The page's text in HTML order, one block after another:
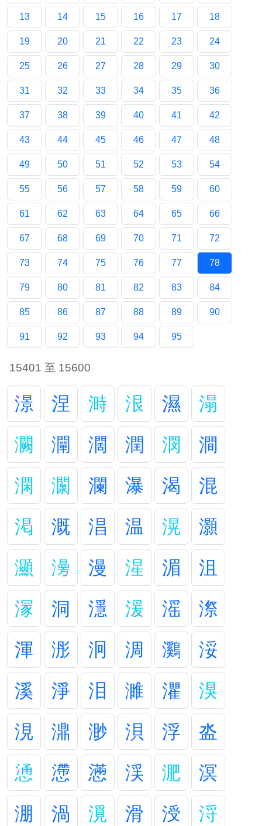
13 14 15 16 17 18
19 20 21 22 23 24
25 26 27 28 29 30
31 32 33 34 35 36
37 38 39 40 41 42
43 44 45 46 47 48
49 50 51 52 53 54
55 56 57 58 59 60
61 62 63 64 65 66
67 68 69 70 71 72
73 74 75 76 77 78
79 80 81 82 83 84
85 86 87 88 89 90
91 92 93 94 95
15401 至 15600
澋 涅 溡 泿 濕
溻
灍
灛 濶 潤 潣
澗
澖
灁 瀾 瀑 渴
混
渇
溉 淐 温 滉
灝
灦
澷 漫 湦 湄
沮
溕
洞 濦 湲 滛
漈
渾
浵 泂 淍 鸂
浽
溪
淨 泪 濉 灈
湨
涀
濎 渺 浿 浮
泴
慂
懘 懣 渓 淝
溟
淜
渦 漞 滑 涭
浖